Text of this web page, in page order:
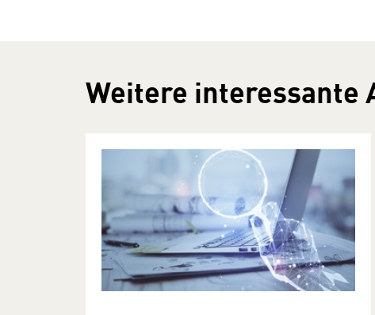
Weitere interessante